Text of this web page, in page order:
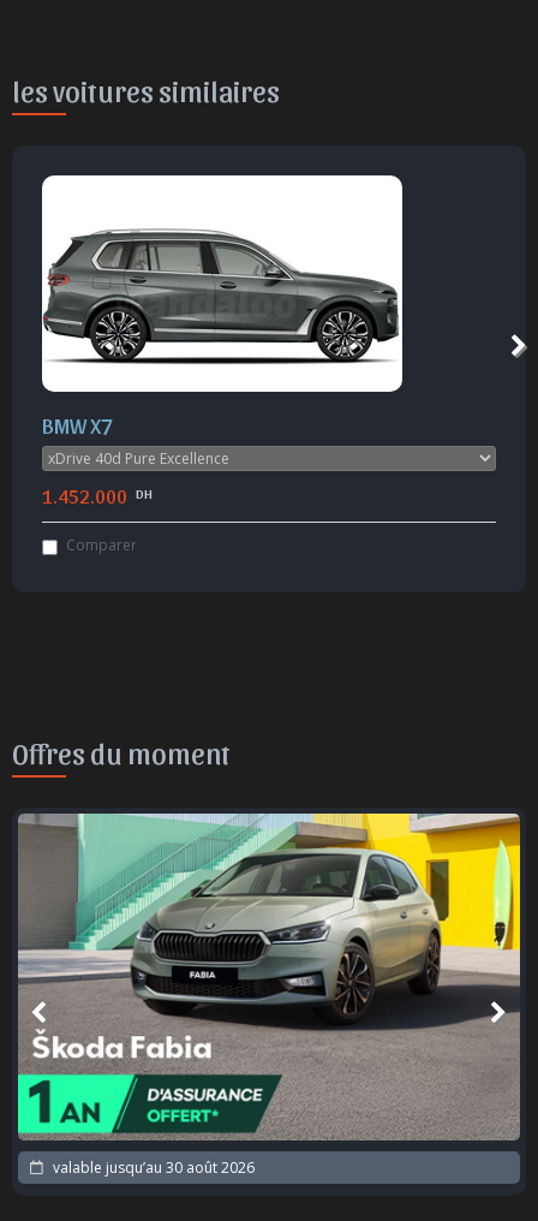
les voitures similaires
BMW X7
1.452.000 DH
Comparer
Offres du moment
valable jusqu’au 30 août 2026